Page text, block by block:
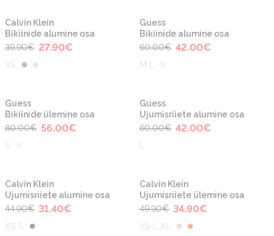
-30%
Calvin Klein
Bikiinide alumine osa
39.90€ 27.90€
XS
Guess
Bikiinide alumine osa
60.00€ 42.00€
M L
Guess
Bikiinide ülemine osa
80.00€ 56.00€
S
Guess
Ujumisriiete alumine osa
60.00€ 42.00€
-30%
Calvin Klein
Ujumisriiete alumine osa
44.90€ 31.40€
XS S
-30%
Calvin Klein
Ujumisriiete ülemine osa
49.90€ 34.90€
XS L XL